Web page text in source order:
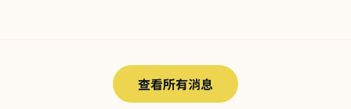
查看所有消息